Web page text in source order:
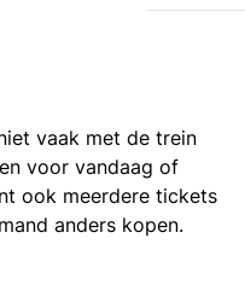
vaak met de trein
voor vandaag of
ook meerdere tickets
anders kopen.